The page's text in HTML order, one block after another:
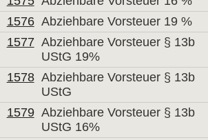
1576 Abziehbare Vorsteuer 19 %
1577 Abziehbare Vorsteuer § 13b
UStG 19%
1578 Abziehbare Vorsteuer § 13b
UStG
1579 Abziehbare Vorsteuer § 13b
UStG 16%